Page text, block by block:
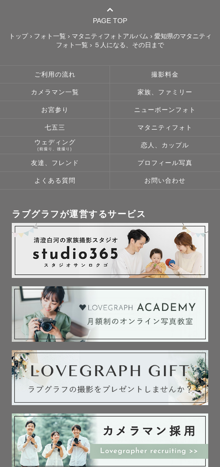
PAGE TOP
トップ› フォト一覧 › マタニティフォトアルバム › 愛知県のマタニティ
フォト一覧 › ５人になる、その日まで
ご利用の流れ 撮影料金
カメラマン一覧 家族、ファミリー
お宮参り ニューボーンフォト
七五三 マタニティフォト
ウェディング
(前撮り、後撮り)
恋人、カップル
友達、フレンド プロフィール写真
よくある質問 お問い合わせ
ラブグラフが運営するサービス